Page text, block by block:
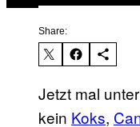
Share:
Jetzt mal
kein Koks,